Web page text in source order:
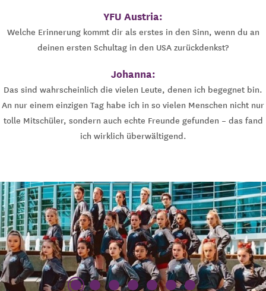
YFU Austria:
Welche Erinnerung kommt dir als erstes in den Sinn, wenn du an
deinen ersten Schultag in den USA zurückdenkst?
Johanna:
Das sind wahrscheinlich die vielen Leute, denen ich begegnet bin.
An nur einem einzigen Tag habe ich in so vielen Menschen nicht nur
tolle Mitschüler, sondern auch echte Freunde gefunden – das fand
ich wirklich überwältigend.